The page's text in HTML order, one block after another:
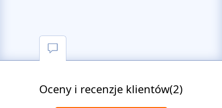
Oceny i recenzje klientów(2)